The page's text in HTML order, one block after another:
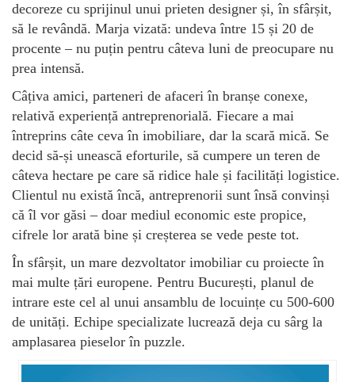
decoreze cu sprijinul unui prieten designer și, în sfârșit,
să le revândă. Marja vizată: undeva între 15 și 20 de
procente – nu puțin pentru câteva luni de preocupare nu
prea intensă.
Câțiva amici, parteneri de afaceri în branșe conexe,
relativă experiență antreprenorială. Fiecare a mai
întreprins câte ceva în imobiliare, dar la scară mică. Se
decid să-și unească eforturile, să cumpere un teren de
câteva hectare pe care să ridice hale și facilități logistice.
Clientul nu există încă, antreprenorii sunt însă convinși
că îl vor găsi – doar mediul economic este propice,
cifrele lor arată bine și creșterea se vede peste tot.
În sfârșit, un mare dezvoltator imobiliar cu proiecte în
mai multe țări europene. Pentru București, planul de
intrare este cel al unui ansamblu de locuințe cu 500-600
de unități. Echipe specializate lucrează deja cu sârg la
amplasarea pieselor în puzzle.